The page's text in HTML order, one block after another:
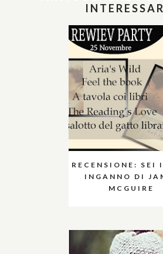
RECENSIONE: SEI
INGANNO DI
MCGUIRE